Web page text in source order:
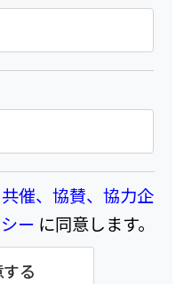
催、協賛、協力企
ー に同意します。
る